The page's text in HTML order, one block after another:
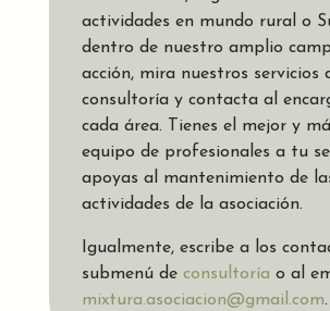
actividades en mundo rural o
dentro de nuestro amplio
acción, mira nuestros servicios
consultoría y contacta al
cada área. Tienes el mejor y
equipo de profesionales a tu
apoyas al mantenimiento de
actividades de la asociación.
Igualmente, escribe a los
submenú de consultoría o al
mixtura.asociacion@gmail.com.